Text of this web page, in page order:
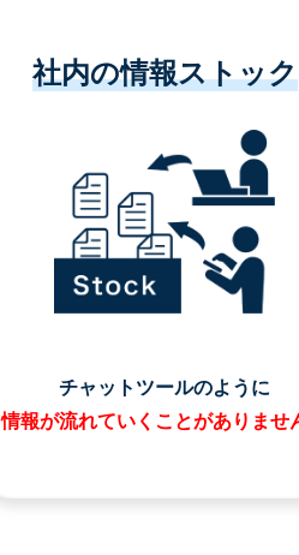
社内の情報ストック
チャットツールのように
情報が流れていくことがありませ